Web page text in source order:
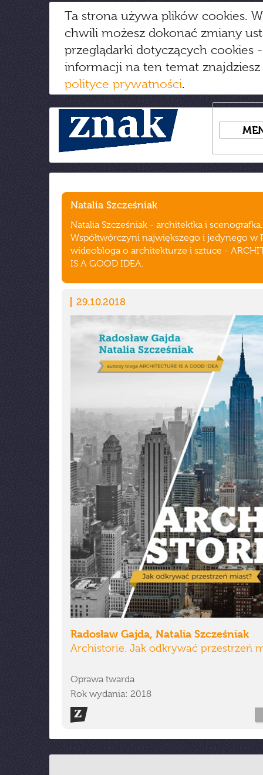
Ta strona używa plików cookies.
chwili możesz dokonać zmiany
przeglądarki dotyczących cookies
informacji na ten temat
polityce prywatności.
Natalia Szcześniak
Natalia Szcześniak - architektka i scenografka.
Współtwórczyni największego i jedynego w
wideobloga o architekturze i sztuce -
IS A GOOD IDEA.
29.10.2018
Radosław Gajda, Natalia Szcześniak
Archistorie. Jak odkrywać przestrzeń
Oprawa twarda
Rok wydania: 2018